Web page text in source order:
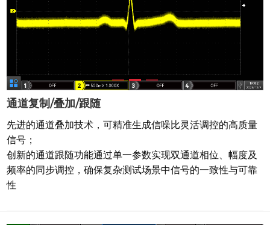
通道复制/叠加/跟随
先进的通道叠加技术，可精准生成信噪比灵活调控的高质量
信号；
创新的通道跟随功能通过单一参数实现双通道相位、幅度及
频率的同步调控，确保复杂测试场景中信号的一致性与可靠
性